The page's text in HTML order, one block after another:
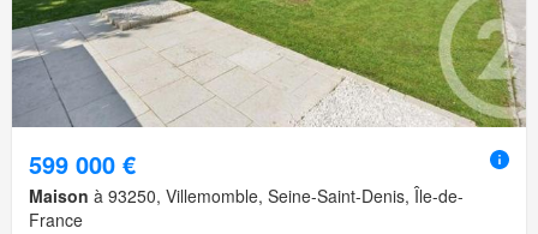
599 000 €
Maison à 93250, Villemomble, Seine-Saint-Denis, Île-de-
France